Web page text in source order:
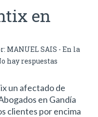
en
MANUEL SAIS - En la
hay respuestas
un afectado de
en Gandía
clientes por encima